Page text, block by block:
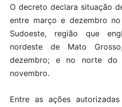
O decreto declara situação
entre março e dezembro
Sudoeste, região que
nordeste de Mato
dezembro; e no norte do
novembro.
Entre as ações